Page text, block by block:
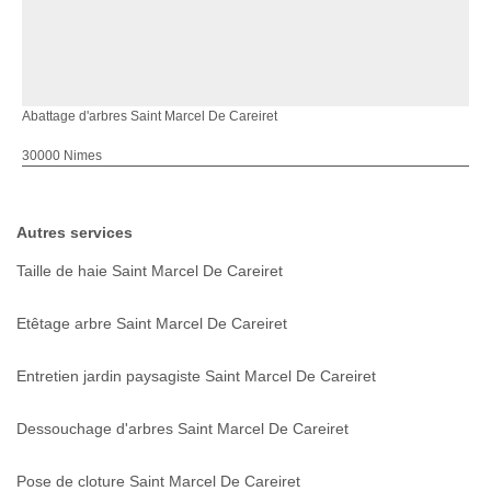
Abattage d'arbres Saint Marcel De Careiret
30000 Nimes
Autres services
Taille de haie Saint Marcel De Careiret
Etêtage arbre Saint Marcel De Careiret
Entretien jardin paysagiste Saint Marcel De Careiret
Dessouchage d'arbres Saint Marcel De Careiret
Pose de cloture Saint Marcel De Careiret